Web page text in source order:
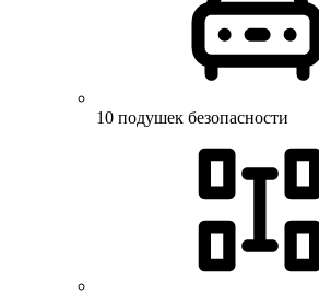
10 подушек безопасности